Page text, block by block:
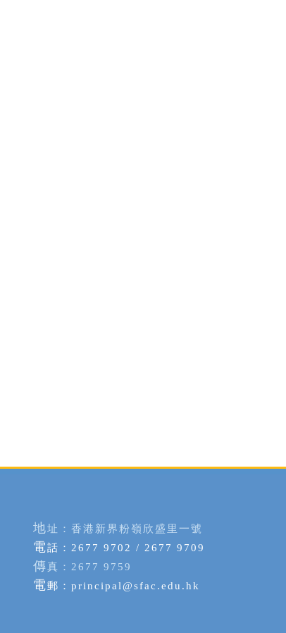
地址：香港新界粉嶺欣盛里一號
電話：2677 9702 / 2677 9709
傳真：2677 9759
電郵： principal@sfac.edu.hk